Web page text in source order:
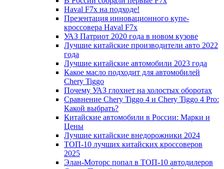
Haval F7x на подходе!
Презентация инновационного купе-
кроссовера Haval F7x
УАЗ Патриот 2020 года в новом кузове
Лучшие китайские производители авто 2022
года
Лучшие китайские автомобили 2023 года
Какое масло подходит для автомобилей
Chery Tiggo
Почему УАЗ глохнет на холостых оборотах
Сравнение Chery Tiggo 4 и Chery Tiggo 4 Pro:
Какой выбрать?
Китайские автомобили в России: Марки и
Цены
Лучшие китайские внедорожники 2024
ТОП-10 лучших китайских кроссоверов
2025
Элан-Моторс попал в ТОП-10 автодилеров